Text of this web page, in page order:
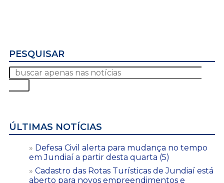
PESQUISAR
ÚLTIMAS NOTÍCIAS
Defesa Civil alerta para mudança no tempo
em Jundiaí a partir desta quarta (5)
Cadastro das Rotas Turísticas de Jundiaí está
aberto para novos empreendimentos e